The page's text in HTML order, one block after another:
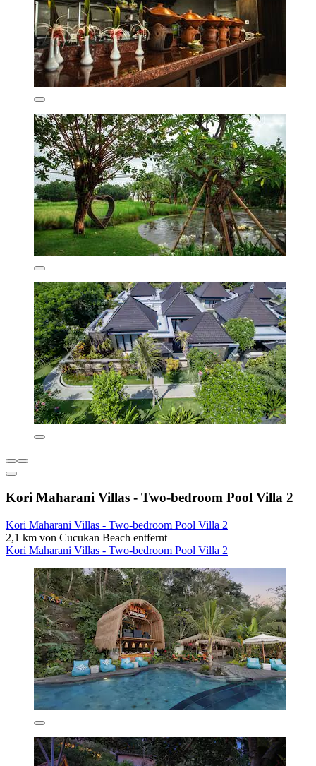
Kori Maharani Villas - Two-bedroom Pool Villa 2
Kori Maharani Villas - Two-bedroom Pool Villa 2
2,1 km von Cucukan Beach entfernt
Kori Maharani Villas - Two-bedroom Pool Villa 2